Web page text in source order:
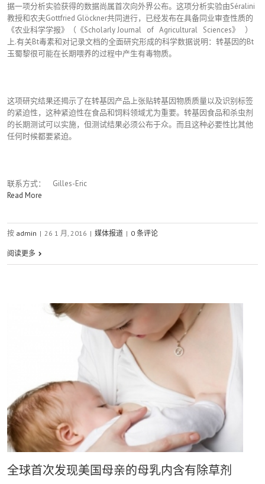
据一项分析实验获得的数据尚属首次向外界公布。这项分析实验由Séralini
教授和农夫Gottfried Glöckner共同进行，已经发布在具备同业审查性质的
《农业科学学报》（《Scholarly Journal of Agricultural Sciences》 ）
上.有关Bt毒素和对记录文档的全面研究形成的科学数据说明：转基因的Bt
玉蜀黎很可能在长期喂养的过程中产生有毒物质。
这项研究结果还揭示了在转基因产品上张贴转基因物质质量以及识别标签
的紧迫性，这种紧迫性在食品和饲料领域尤为重要。转基因食品和杀虫剂
的长期测试可以实施，但测试结果必须公布于众。而且这种必要性比其他
任何时候都要紧迫。
联系方式： Gilles-Eric
Read More
按 admin | 26 1 月, 2016 | 媒体报道 | 0 条评论
阅读更多
全球首次发现美国母亲的母乳内含有除草剂